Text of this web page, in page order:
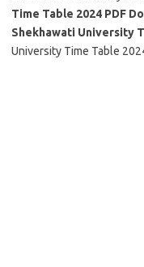
Time Table 2024 PDF
Shekhawati University
University Time Table